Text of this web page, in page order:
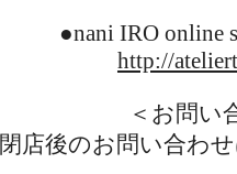
●nani IRO online
http://
＜お問い
閉店後のお問い合わ